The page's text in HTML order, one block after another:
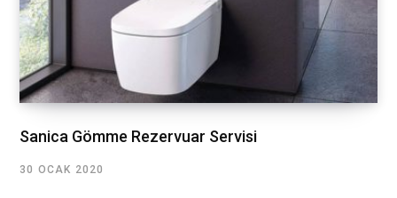
Sanica Gömme Rezervuar Servisi
30 OCAK 2020